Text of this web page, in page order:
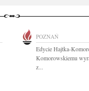
POZNAŃ
Edycie Hajtka-
Komorowskiemu
z...